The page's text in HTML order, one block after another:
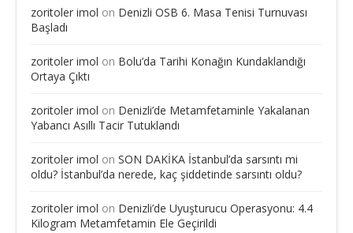
zoritoler imol on Denizli OSB 6. Masa Tenisi Turnuvası
Başladı
zoritoler imol on Bolu’da Tarihi Konağın Kundaklandığı
Ortaya Çıktı
zoritoler imol on Denizli’de Metamfetaminle Yakalanan
Yabancı Asıllı Tacir Tutuklandı
zoritoler imol on SON DAKİKA İstanbul’da sarsıntı mi
oldu? İstanbul’da nerede, kaç şiddetinde sarsıntı oldu?
zoritoler imol on Denizli’de Uyuşturucu Operasyonu: 4.4
Kilogram Metamfetamin Ele Geçirildi